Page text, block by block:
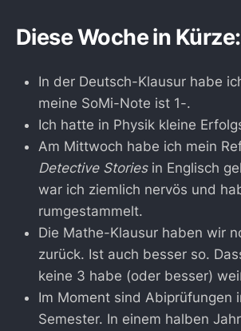
Diese Woche in Kürze:
In der Deutsch-Klausur habe
meine SoMi-Note ist 1-.
Ich hatte in Physik kleine
Am Mittwoch habe ich mein
Detective Storiesin Englisch
war ich ziemlich nervös und
rumgestammelt.
Die Mathe-Klausur haben wir
zurück. Ist auch besser so.
keine 3 habe (oder besser)
Im Moment sind Abiprüfungen
Semester. In einem halben